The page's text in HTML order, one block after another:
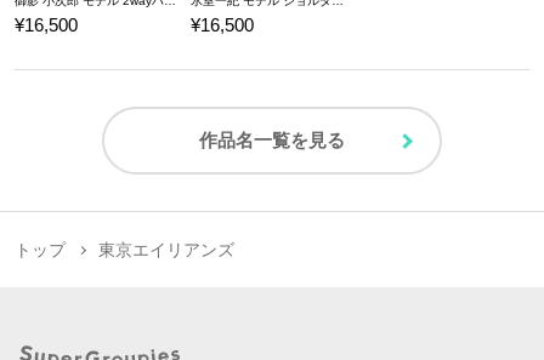
¥16,500 ¥16,500
作品名一覧を見る
トップ 東京エイリアンズ